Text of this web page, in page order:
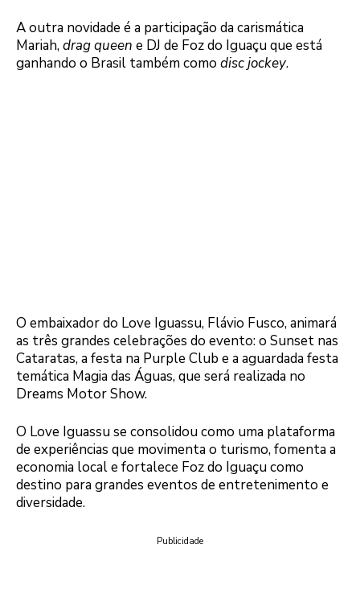
A outra novidade é a participação da carismática
Mariah,drag queen e DJ de Foz do Iguaçu que está
ganhando o Brasil também como disc jockey.
O embaixador do Love Iguassu, Flávio Fusco, animará
as três grandes celebrações do evento: o Sunset nas
Cataratas, a festa na Purple Club e a aguardada festa
temática Magia das Águas, que será realizada no
Dreams Motor Show.
O Love Iguassu se consolidou como uma plataforma
de experiências que movimenta o turismo, fomenta a
economia local e fortalece Foz do Iguaçu como
destino para grandes eventos de entretenimento e
diversidade.
Publicidade